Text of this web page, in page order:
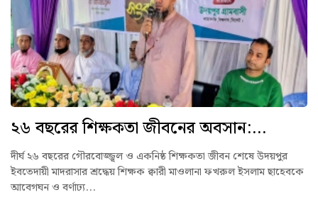
২৬ বছরের শিক্ষকতা জীবনের অবসান:...
দীর্ঘ ২৬ বছরের গৌরবোজ্জ্বল ও একনিষ্ঠ শিক্ষকতা জীবন শেষে উদয়পুর
ইবতেদায়ী মাদরাসার শ্রদ্ধেয় শিক্ষক ক্বারী মাওলানা ফখরুল ইসলাম ছাহেবকে
আবেগঘন ও বর্ণাঢ্য...